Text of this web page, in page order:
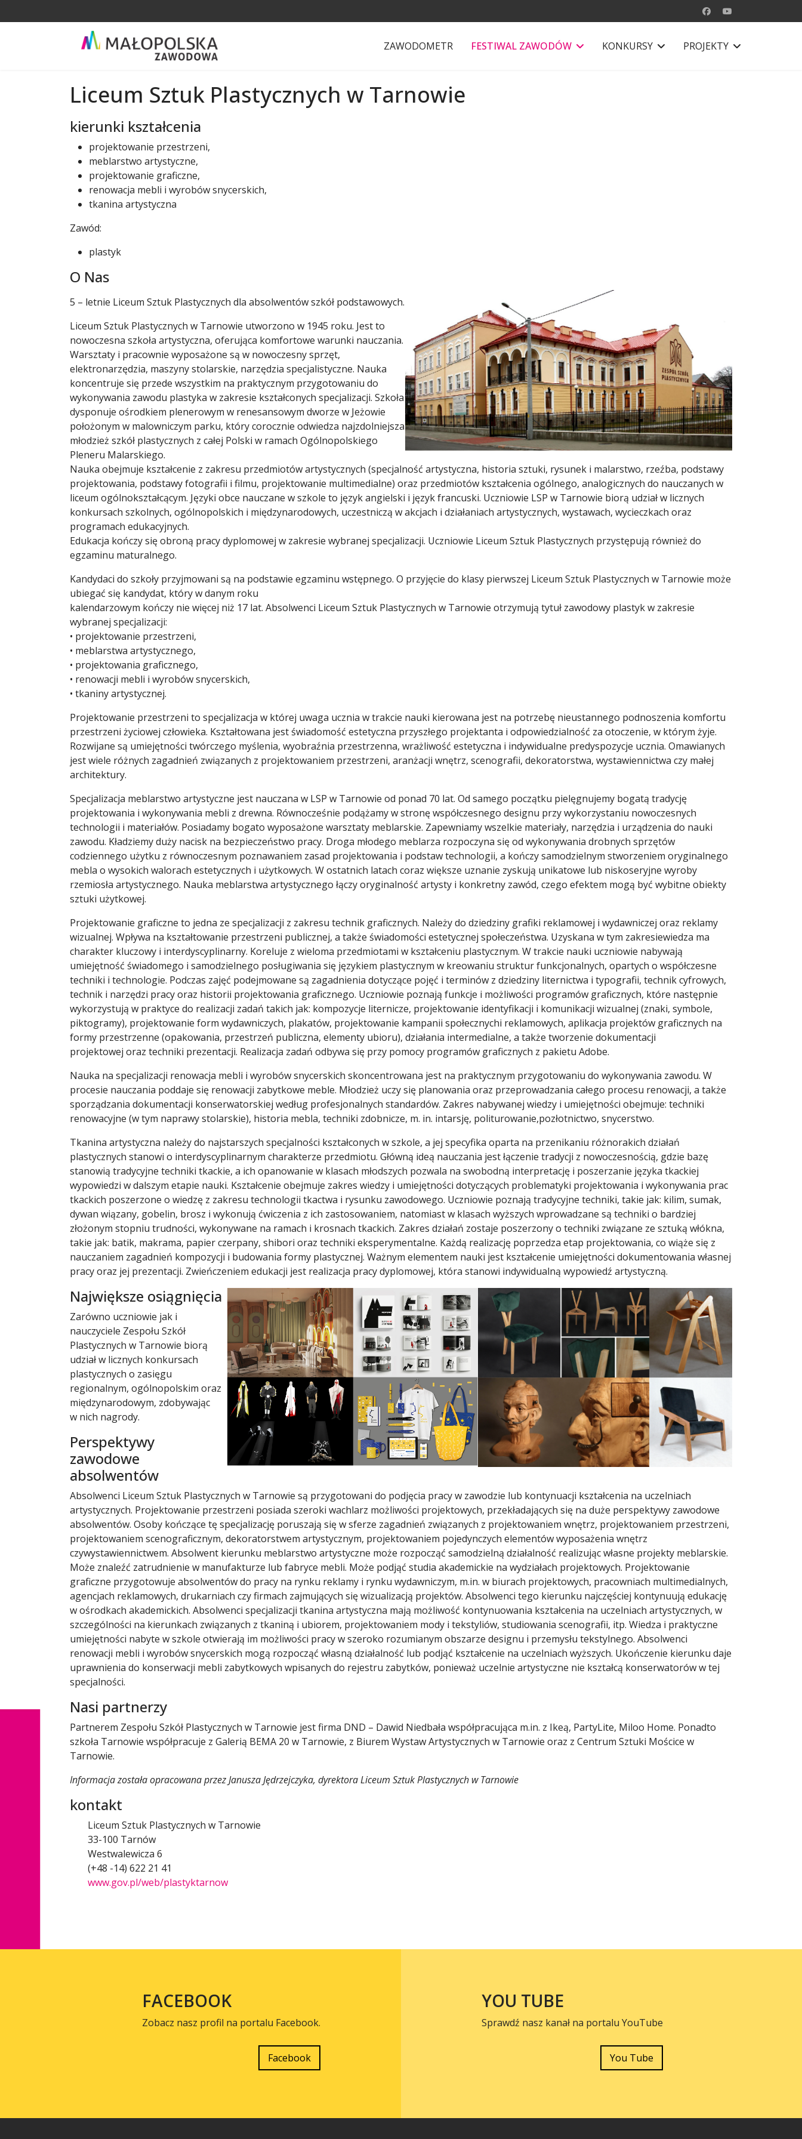
ZAWODOMETR FESTIWAL ZAWODÓW KONKURSY PROJEKTY
Liceum Sztuk Plastycznych w Tarnowie
kierunki kształcenia
projektowanie przestrzeni,
meblarstwo artystyczne,
projektowanie graficzne,
renowacja mebli i wyrobów snycerskich,
tkanina artystyczna
Zawód:
plastyk
O Nas
5 – letnie Liceum Sztuk Plastycznych dla absolwentów szkół podstawowych.
Liceum Sztuk Plastycznych w Tarnowie utworzono w 1945 roku. Jest to
nowoczesna szkoła artystyczna, oferująca komfortowe warunki nauczania.
Warsztaty i pracownie wyposażone są w nowoczesny sprzęt,
elektronarzędzia, maszyny stolarskie, narzędzia specjalistyczne. Nauka
koncentruje się przede wszystkim na praktycznym przygotowaniu do
wykonywania zawodu plastyka w zakresie kształconych specjalizacji. Szkoła
dysponuje ośrodkiem plenerowym w renesansowym dworze w Jeżowie
położonym w malowniczym parku, który corocznie odwiedza najzdolniejsza
młodzież szkół plastycznych z całej Polski w ramach Ogólnopolskiego
Pleneru Malarskiego.
Nauka obejmuje kształcenie z zakresu przedmiotów artystycznych (specjalność artystyczna, historia sztuki, rysunek i malarstwo, rzeźba, podstawy
projektowania, podstawy fotografii i filmu, projektowanie multimedialne) oraz przedmiotów kształcenia ogólnego, analogicznych do nauczanych w
liceum ogólnokształcącym. Języki obce nauczane w szkole to język angielski i język francuski. Uczniowie LSP w Tarnowie biorą udział w licznych
konkursach szkolnych, ogólnopolskich i międzynarodowych, uczestniczą w akcjach i działaniach artystycznych, wystawach, wycieczkach oraz
programach edukacyjnych.
Edukacja kończy się obroną pracy dyplomowej w zakresie wybranej specjalizacji. Uczniowie Liceum Sztuk Plastycznych przystępują również do
egzaminu maturalnego.
Kandydaci do szkoły przyjmowani są na podstawie egzaminu wstępnego. O przyjęcie do klasy pierwszej Liceum Sztuk Plastycznych w Tarnowie może
ubiegać się kandydat, który w danym roku
kalendarzowym kończy nie więcej niż 17 lat. Absolwenci Liceum Sztuk Plastycznych w Tarnowie otrzymują tytuł zawodowy plastyk w zakresie
wybranej specjalizacji:
• projektowanie przestrzeni,
• meblarstwa artystycznego,
• projektowania graficznego,
• renowacji mebli i wyrobów snycerskich,
• tkaniny artystycznej.
Projektowanie przestrzeni to specjalizacja w której uwaga ucznia w trakcie nauki kierowana jest na potrzebę nieustannego podnoszenia komfortu
przestrzeni życiowej człowieka. Kształtowana jest świadomość estetyczna przyszłego projektanta i odpowiedzialność za otoczenie, w którym żyje.
Rozwijane są umiejętności twórczego myślenia, wyobraźnia przestrzenna, wrażliwość estetyczna i indywidualne predyspozycje ucznia. Omawianych
jest wiele różnych zagadnień związanych z projektowaniem przestrzeni, aranżacji wnętrz, scenografii, dekoratorstwa, wystawiennictwa czy małej
architektury.
Specjalizacja meblarstwo artystyczne jest nauczana w LSP w Tarnowie od ponad 70 lat. Od samego początku pielęgnujemy bogatą tradycję
projektowania i wykonywania mebli z drewna. Równocześnie podążamy w stronę współczesnego designu przy wykorzystaniu nowoczesnych
technologii i materiałów. Posiadamy bogato wyposażone warsztaty meblarskie. Zapewniamy wszelkie materiały, narzędzia i urządzenia do nauki
zawodu. Kładziemy duży nacisk na bezpieczeństwo pracy. Droga młodego meblarza rozpoczyna się od wykonywania drobnych sprzętów
codziennego użytku z równoczesnym poznawaniem zasad projektowania i podstaw technologii, a kończy samodzielnym stworzeniem oryginalnego
mebla o wysokich walorach estetycznych i użytkowych. W ostatnich latach coraz większe uznanie zyskują unikatowe lub niskoseryjne wyroby
rzemiosła artystycznego. Nauka meblarstwa artystycznego łączy oryginalność artysty i konkretny zawód, czego efektem mogą być wybitne obiekty
sztuki użytkowej.
Projektowanie graficzne to jedna ze specjalizacji z zakresu technik graficznych. Należy do dziedziny grafiki reklamowej i wydawniczej oraz reklamy
wizualnej. Wpływa na kształtowanie przestrzeni publicznej, a także świadomości estetycznej społeczeństwa. Uzyskana w tym zakresiewiedza ma
charakter kluczowy i interdyscyplinarny. Koreluje z wieloma przedmiotami w kształceniu plastycznym. W trakcie nauki uczniowie nabywają
umiejętność świadomego i samodzielnego posługiwania się językiem plastycznym w kreowaniu struktur funkcjonalnych, opartych o współczesne
techniki i technologie. Podczas zajęć podejmowane są zagadnienia dotyczące pojęć i terminów z dziedziny liternictwa i typografii, technik cyfrowych,
technik i narzędzi pracy oraz historii projektowania graficznego. Uczniowie poznają funkcje i możliwości programów graficznych, które następnie
wykorzystują w praktyce do realizacji zadań takich jak: kompozycje liternicze, projektowanie identyfikacji i komunikacji wizualnej (znaki, symbole,
piktogramy), projektowanie form wydawniczych, plakatów, projektowanie kampanii społecznychi reklamowych, aplikacja projektów graficznych na
formy przestrzenne (opakowania, przestrzeń publiczna, elementy ubioru), działania intermedialne, a także tworzenie dokumentacji
projektowej oraz techniki prezentacji. Realizacja zadań odbywa się przy pomocy programów graficznych z pakietu Adobe.
Nauka na specjalizacji renowacja mebli i wyrobów snycerskich skoncentrowana jest na praktycznym przygotowaniu do wykonywania zawodu. W
procesie nauczania poddaje się renowacji zabytkowe meble. Młodzież uczy się planowania oraz przeprowadzania całego procesu renowacji, a także
sporządzania dokumentacji konserwatorskiej według profesjonalnych standardów. Zakres nabywanej wiedzy i umiejętności obejmuje: techniki
renowacyjne (w tym naprawy stolarskie), historia mebla, techniki zdobnicze, m. in. intarsję, politurowanie,pozłotnictwo, snycerstwo.
Tkanina artystyczna należy do najstarszych specjalności kształconych w szkole, a jej specyfika oparta na przenikaniu różnorakich działań
plastycznych stanowi o interdyscyplinarnym charakterze przedmiotu. Główną ideą nauczania jest łączenie tradycji z nowoczesnością, gdzie bazę
stanowią tradycyjne techniki tkackie, a ich opanowanie w klasach młodszych pozwala na swobodną interpretację i poszerzanie języka tkackiej
wypowiedzi w dalszym etapie nauki. Kształcenie obejmuje zakres wiedzy i umiejętności dotyczących problematyki projektowania i wykonywania prac
tkackich poszerzone o wiedzę z zakresu technologii tkactwa i rysunku zawodowego. Uczniowie poznają tradycyjne techniki, takie jak: kilim, sumak,
dywan wiązany, gobelin, brosz i wykonują ćwiczenia z ich zastosowaniem, natomiast w klasach wyższych wprowadzane są techniki o bardziej
złożonym stopniu trudności, wykonywane na ramach i krosnach tkackich. Zakres działań zostaje poszerzony o techniki związane ze sztuką włókna,
takie jak: batik, makrama, papier czerpany, shibori oraz techniki eksperymentalne. Każdą realizację poprzedza etap projektowania, co wiąże się z
nauczaniem zagadnień kompozycji i budowania formy plastycznej. Ważnym elementem nauki jest kształcenie umiejętności dokumentowania własnej
pracy oraz jej prezentacji. Zwieńczeniem edukacji jest realizacja pracy dyplomowej, która stanowi indywidualną wypowiedź artystyczną.
Największe osiągnięcia
Zarówno uczniowie jak i
nauczyciele Zespołu Szkół
Plastycznych w Tarnowie biorą
udział w licznych konkursach
plastycznych o zasięgu
regionalnym, ogólnopolskim oraz
międzynarodowym, zdobywając
w nich nagrody.
Perspektywy
zawodowe
absolwentów
Absolwenci Liceum Sztuk Plastycznych w Tarnowie są przygotowani do podjęcia pracy w zawodzie lub kontynuacji kształcenia na uczelniach
artystycznych. Projektowanie przestrzeni posiada szeroki wachlarz możliwości projektowych, przekładających się na duże perspektywy zawodowe
absolwentów. Osoby kończące tę specjalizację poruszają się w sferze zagadnień związanych z projektowaniem wnętrz, projektowaniem przestrzeni,
projektowaniem scenograficznym, dekoratorstwem artystycznym, projektowaniem pojedynczych elementów wyposażenia wnętrz
czywystawiennictwem. Absolwent kierunku meblarstwo artystyczne może rozpocząć samodzielną działalność realizując własne projekty meblarskie.
Może znaleźć zatrudnienie w manufakturze lub fabryce mebli. Może podjąć studia akademickie na wydziałach projektowych. Projektowanie
graficzne przygotowuje absolwentów do pracy na rynku reklamy i rynku wydawniczym, m.in. w biurach projektowych, pracowniach multimedialnych,
agencjach reklamowych, drukarniach czy firmach zajmujących się wizualizacją projektów. Absolwenci tego kierunku najczęściej kontynuują edukację
w ośrodkach akademickich. Absolwenci specjalizacji tkanina artystyczna mają możliwość kontynuowania kształcenia na uczelniach artystycznych, w
szczególności na kierunkach związanych z tkaniną i ubiorem, projektowaniem mody i tekstyliów, studiowania scenografii, itp. Wiedza i praktyczne
umiejętności nabyte w szkole otwierają im możliwości pracy w szeroko rozumianym obszarze designu i przemysłu tekstylnego. Absolwenci
renowacji mebli i wyrobów snycerskich mogą rozpocząć własną działalność lub podjąć kształcenie na uczelniach wyższych. Ukończenie kierunku daje
uprawnienia do konserwacji mebli zabytkowych wpisanych do rejestru zabytków, ponieważ uczelnie artystyczne nie kształcą konserwatorów w tej
specjalności.
Nasi partnerzy
Partnerem Zespołu Szkół Plastycznych w Tarnowie jest firma DND – Dawid Niedbała współpracująca m.in. z Ikeą, PartyLite, Miloo Home. Ponadto
szkoła Tarnowie współpracuje z Galerią BEMA 20 w Tarnowie, z Biurem Wystaw Artystycznych w Tarnowie oraz z Centrum Sztuki Mościce w
Tarnowie.
Informacja została opracowana przezJanusza Jędrzejczyka, dyrektora Liceum Sztuk Plastycznych w Tarnowie
kontakt
Liceum Sztuk Plastycznych w Tarnowie
33-100 Tarnów
Westwalewicza 6
(+48 -14) 622 21 41
www.gov.pl/web/plastyktarnow
FACEBOOK
Zobacz nasz profil na portalu Facebook.
Facebook
YOU TUBE
Sprawdź nasz kanał na portalu YouTube
You Tube